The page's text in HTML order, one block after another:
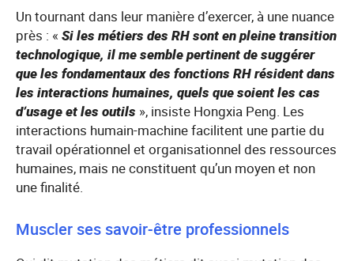
Un tournant dans leur manière d’exercer, à une nuance
près : « Si les métiers des RH sont en pleine transition
technologique, il me semble pertinent de suggérer
que les fondamentaux des fonctions RH résident dans
les interactions humaines, quels que soient les cas
d’usage et les outils », insiste Hongxia Peng. Les
interactions humain-machine facilitent une partie du
travail opérationnel et organisationnel des ressources
humaines, mais ne constituent qu’un moyen et non
une finalité.
Muscler ses savoir-être professionnels